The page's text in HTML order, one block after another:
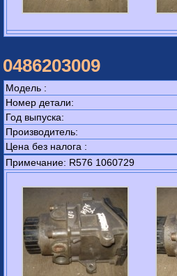
0486203009
Модель :
Номер детали:
Год выпуска:
Производитель:
Цена без налога :
Примечание: R576 1060729